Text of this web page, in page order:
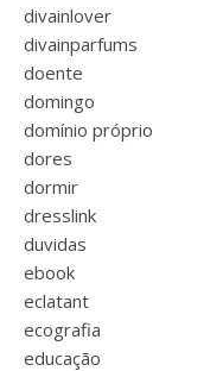
divainlover
divainparfums
doente
domingo
domínio próprio
dores
dormir
dresslink
duvidas
ebook
eclatant
ecografia
educação